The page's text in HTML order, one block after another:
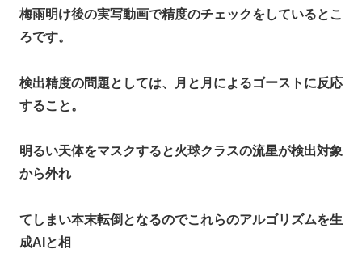
梅雨明け後の実写動画で精度のチェックをしているとこ
ろです。
検出精度の問題としては、月と月によるゴーストに反応
すること。
明るい天体をマスクすると火球クラスの流星が検出対象
から外れ
てしまい本末転倒となるのでこれらのアルゴリズムを生
成AIと相